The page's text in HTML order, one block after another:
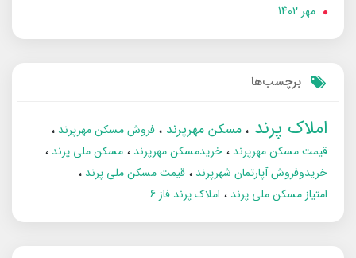
مهر 1402
برچسب‌ها
املاک پرند مسکن مهرپرند
فروش مسکن مهرپرند
قیمت مسکن مهرپرند
خریدمسکن مهرپرند
مسکن ملی پرند
خریدوفروش آپارتمان شهرپرند
قیمت مسکن ملی پرند
امتیاز مسکن ملی پرند
املاک پرند فاز 6